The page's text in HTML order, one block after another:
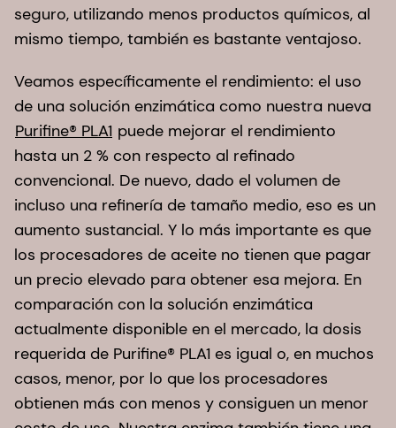
seguro, utilizando menos productos químicos, al
mismo tiempo, también es bastante ventajoso.
Veamos específicamente el rendimiento: el uso
de una solución enzimática como nuestra nueva
Purifine® PLA1 puede mejorar el rendimiento
hasta un 2 % con respecto al refinado
convencional. De nuevo, dado el volumen de
incluso una refinería de tamaño medio, eso es un
aumento sustancial. Y lo más importante es que
los procesadores de aceite no tienen que pagar
un precio elevado para obtener esa mejora. En
comparación con la solución enzimática
actualmente disponible en el mercado, la dosis
requerida de Purifine® PLA1 es igual o, en muchos
casos, menor, por lo que los procesadores
obtienen más con menos y consiguen un menor